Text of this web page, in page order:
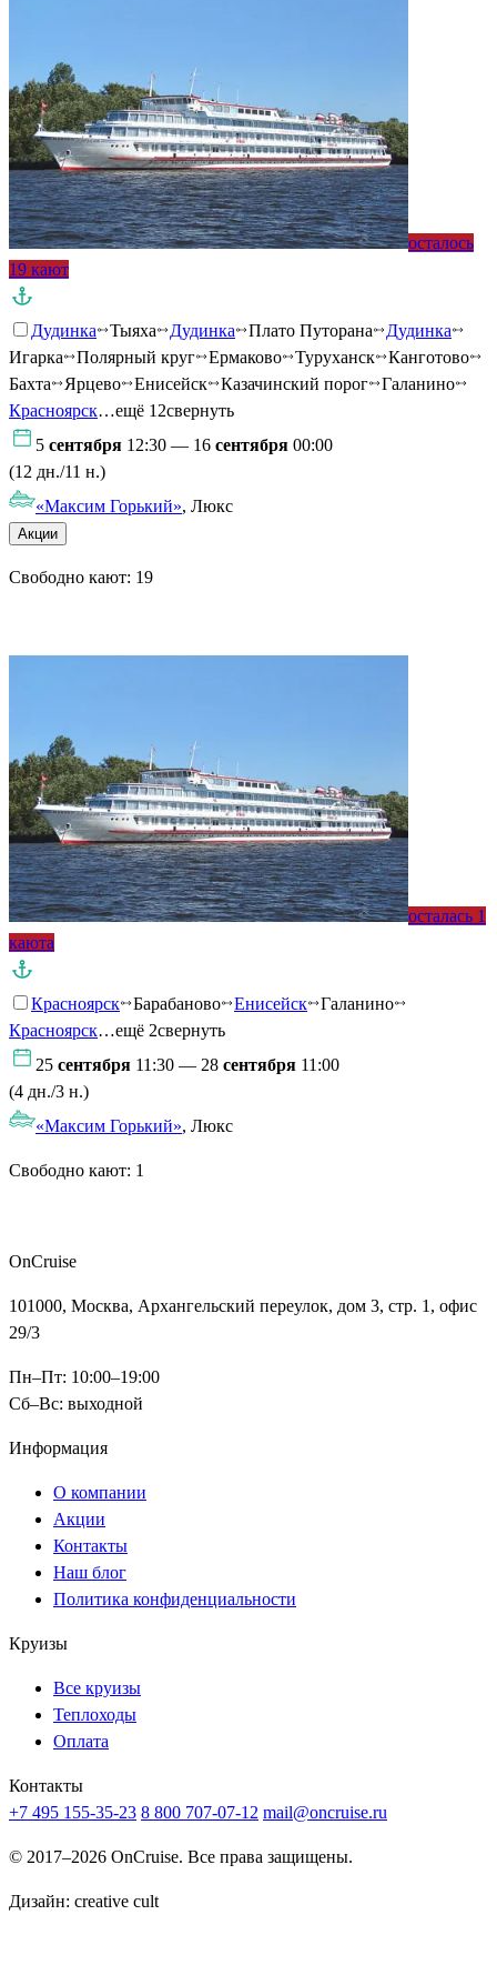
осталось
19 кают
Дудинка Тыяха Дудинка Плато Путорана
Дудинка
Игарка
Полярный круг Ермаково Туруханск
Канготово
Бахта
Ярцево Енисейск Казачинский порог
Галанино
Красноярск…ещё 12свернуть
5 сентября 12:30 — 16 сентября 00:00
(12 дн./11 н.)
«Максим Горький», Люкс
Акции
Свободно кают: 19
осталась 1
каюта
Красноярск Барабаново Енисейск
Галанино
Красноярск…ещё 2свернуть
25 сентября 11:30 — 28 сентября 11:00
(4 дн./3 н.)
«Максим Горький», Люкс
Свободно кают: 1
OnCruise
101000, Москва, Архангельский переулок, дом 3, стр. 1, офис
29/3
Пн–Пт: 10:00–19:00
Сб–Вс: выходной
Информация
О компании
Акции
Контакты
Наш блог
Политика конфиденциальности
Круизы
Все круизы
Теплоходы
Оплата
Контакты
+7 495 155-35-23 8 800 707-07-12 mail@oncruise.ru
© 2017–2026 OnCruise. Все права защищены.
Дизайн: creative cult